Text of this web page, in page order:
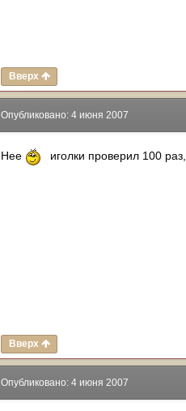
Вверх
Опубликовано: 4 июня 2007
Нее иголки проверил 100
Вверх
Опубликовано: 4 июня 2007